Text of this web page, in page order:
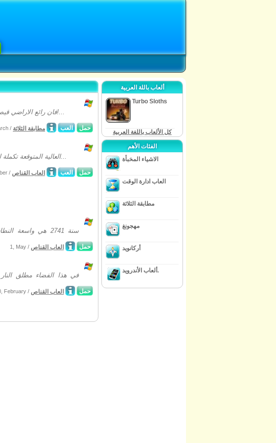
فان رائع الاراضي قيصر فتح البوابات أمام لكم في هذا اللغز لعبة جديدة : مهد روما!...
حمل العب / مطابقة الثلاثة
العالية المتوقعة تكملة لنجمة 2 المدافع هو اخيرا هنا! احصل على استعداد للقتال من...
حمل العب / العاب القناص
سنة 2741 هي
حمل 1, May / العاب القناص
في هذا الفضاء مطلق
حمل February / العاب القناص
ألعاب باللة العربية
Turbo Sloths
كل الألعاب باللغة العربية
الفئات الأهم
الاشياء المخبأة
العاب ادارة الوقت
مطابقة الثلاثة
مهجونغ
أركانويد
ألعاب الأندرويد.